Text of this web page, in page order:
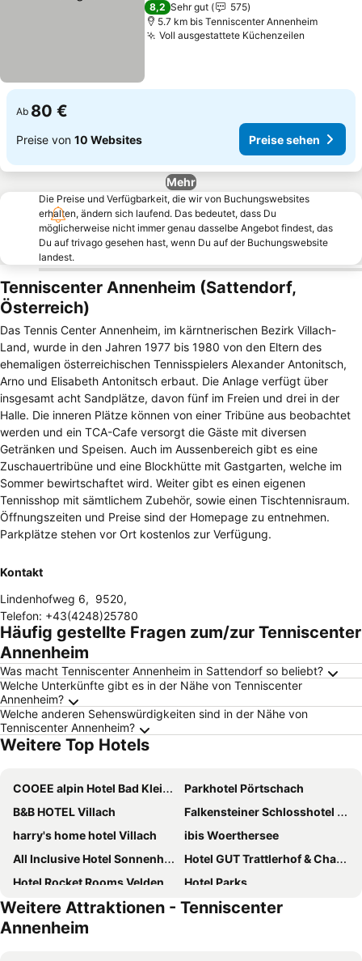
8,2 Sehr gut
575
5.7 km bis Tenniscenter Annenheim
Voll ausgestattete Küchenzeilen
Ab 80 €
Preise von 10 Websites Preise sehen
Mehr
Die Preise und Verfügbarkeit, die wir von Buchungswebsites
erhalten, ändern sich laufend. Das bedeutet, dass Du
möglicherweise nicht immer genau dasselbe Angebot findest, das
Du auf trivago gesehen hast, wenn Du auf der Buchungswebsite
landest.
Tenniscenter Annenheim (Sattendorf,
Österreich)
Das Tennis Center Annenheim, im kärntnerischen Bezirk Villach-
Land, wurde in den Jahren 1977 bis 1980 von den Eltern des
ehemaligen österreichischen Tennisspielers Alexander Antonitsch,
Arno und Elisabeth Antonitsch erbaut. Die Anlage verfügt über
insgesamt acht Sandplätze, davon fünf im Freien und drei in der
Halle. Die inneren Plätze können von einer Tribüne aus beobachtet
werden und ein TCA-Cafe versorgt die Gäste mit diversen
Getränken und Speisen. Auch im Aussenbereich gibt es eine
Zuschauertribüne und eine Blockhütte mit Gastgarten, welche im
Sommer bewirtschaftet wird. Weiter gibt es einen eigenen
Tennisshop mit sämtlichem Zubehör, sowie einen Tischtennisraum.
Öffnungszeiten und Preise sind der Homepage zu entnehmen.
Parkplätze stehen vor Ort kostenlos zur Verfügung.
Kontakt
Lindenhofweg 6, 9520,
Telefon: +43(4248)25780
Häufig gestellte Fragen zum/zur Tenniscenter
Annenheim
Was macht Tenniscenter Annenheim in Sattendorf so beliebt?
Welche Unterkünfte gibt es in der Nähe von Tenniscenter
Annenheim?
Welche anderen Sehenswürdigkeiten sind in der Nähe von
Tenniscenter Annenheim?
Weitere Top Hotels
COOEE alpin Hotel Bad Kleinkirchheim
Parkhotel Pörtschach
B&B HOTEL Villach
Falkensteiner Schlosshotel Velden – The Leading Hotels of the World
harry's home hotel Villach
ibis Woerthersee
All Inclusive Hotel Sonnenhügel
Hotel GUT Trattlerhof & Chalets
Hotel Rocket Rooms Velden
Hotel Parks
Hotel Carinthia Velden
Naturhotel Ortners Eschenhof - Alpine Slowness
Hotel Fuchs & Hase SELF CHECK IN
Weitere Attraktionen - Tenniscenter
Annenheim